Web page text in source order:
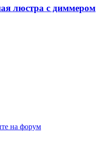
люстра с диммером
на форум